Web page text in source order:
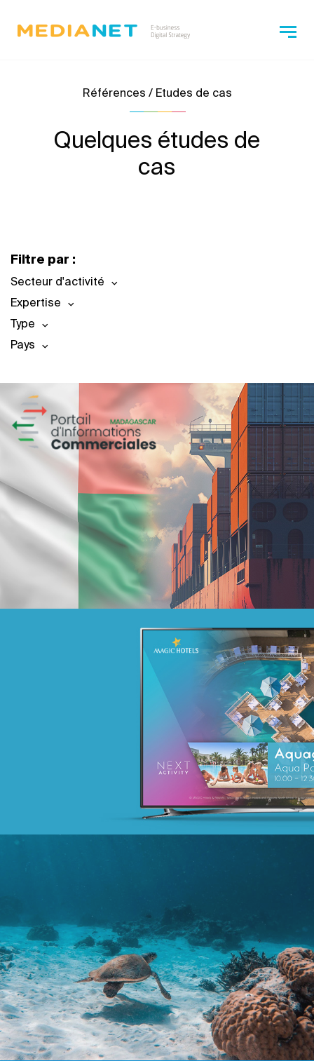
Références / Etudes de cas
Quelques études de
cas
Filtre par :
Secteur d'activité
Expertise
Type
Pays